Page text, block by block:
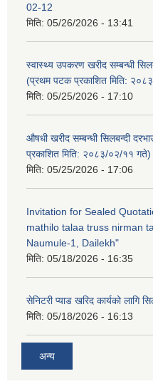
02-12
मिति: 05/26/2026 - 13:41
स्वास्थ्य उपकरण खरीद सम्बन्धी
(प्रथम पटक प्रकाशित मिति:
मिति: 05/25/2026 - 17:10
औषधी खरीद सम्बन्धी सिलबन्दी
प्रकाशित मिति: २०८३/०२/११ गते)
मिति: 05/25/2026 - 17:06
Invitation for Sealed
mathilo talaa truss nirman
Naumule-1, Dailekh"
मिति: 05/18/2026 - 16:35
सेनिटरी प्याड खरिद कार्यको लागि
मिति: 05/18/2026 - 16:13
अन्य